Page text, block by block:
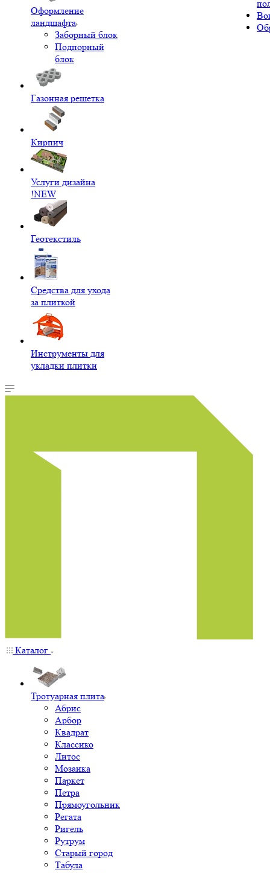
Оформление
ландшафта
Заборный блок
Подпорный
блок
Газонная решетка
Кирпич
Услуги дизайна
!NEW
Геотекстиль
Средства для ухода
за плиткой
Инструменты для
укладки плитки
Каталог
Тротуарная плита
Абрис
Арбор
Квадрат
Классико
Литос
Мозаика
Паркет
Петра
Прямоугольник
Регата
Ригель
Рутрум
Старый город
Табула